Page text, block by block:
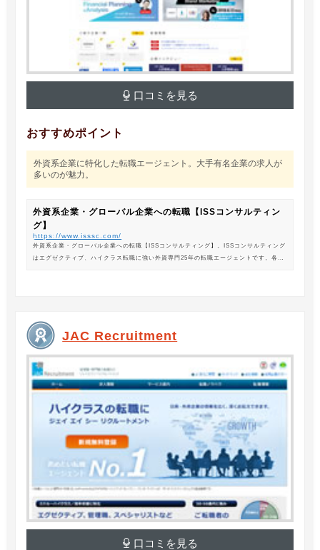
口コミを見る
おすすめポイント
外資系企業に特化した転職エージェント。大手有名企業の求人が
多いのが魅力。
外資系企業・グローバル企業への転職【ISSコンサルティン
グ】
https://www.isssc.com/
外資系企業・グローバル企業への転職【ISSコンサルティング】。ISSコンサルティング
はエグゼクティブ、ハイクラス転職に強い外資専門25年の転職エージェントです。各業
JAC Recruitment
口コミを見る